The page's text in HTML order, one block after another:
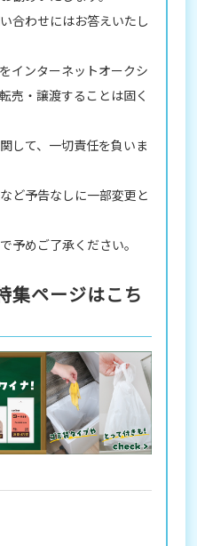
合わせにはお答えいたし
インターネットオークシ
売・譲渡することは固く
して、一切責任を負いま
ど予告なしに一部変更と
予めご了承ください。
集ページはこち